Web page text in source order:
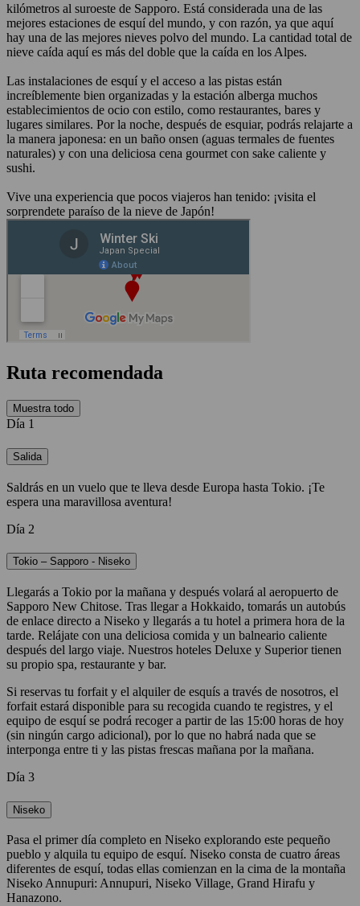
kilómetros al suroeste de Sapporo. Está considerada una de las
mejores estaciones de esquí del mundo, y con razón, ya que aquí
hay una de las mejores nieves polvo del mundo. La cantidad total de
nieve caída aquí es más del doble que la caída en los Alpes.
Las instalaciones de esquí y el acceso a las pistas están
increíblemente bien organizadas y la estación alberga muchos
establecimientos de ocio con estilo, como restaurantes, bares y
lugares similares. Por la noche, después de esquiar, podrás relajarte a
la manera japonesa: en un baño onsen (aguas termales de fuentes
naturales) y con una deliciosa cena gourmet con sake caliente y
sushi.
Vive una experiencia que pocos viajeros han tenido: ¡visita el
sorprendete paraíso de la nieve de Japón!
Ruta recomendada
Muestra todo
Día 1
Salida
Saldrás en un vuelo que te lleva desde Europa hasta Tokio. ¡Te
espera una maravillosa aventura!
Día 2
Tokio – Sapporo - Niseko
Llegarás a Tokio por la mañana y después volará al aeropuerto de
Sapporo New Chitose. Tras llegar a Hokkaido, tomarás un autobús
de enlace directo a Niseko y llegarás a tu hotel a primera hora de la
tarde. Relájate con una deliciosa comida y un balneario caliente
después del largo viaje. Nuestros hoteles Deluxe y Superior tienen
su propio spa, restaurante y bar.
Si reservas tu forfait y el alquiler de esquís a través de nosotros, el
forfait estará disponible para su recogida cuando te registres, y el
equipo de esquí se podrá recoger a partir de las 15:00 horas de hoy
(sin ningún cargo adicional), por lo que no habrá nada que se
interponga entre ti y las pistas frescas mañana por la mañana.
Día 3
Niseko
Pasa el primer día completo en Niseko explorando este pequeño
pueblo y alquila tu equipo de esquí. Niseko consta de cuatro áreas
diferentes de esquí, todas ellas comienzan en la cima de la montaña
Niseko Annupuri: Annupuri, Niseko Village, Grand Hirafu y
Hanazono.